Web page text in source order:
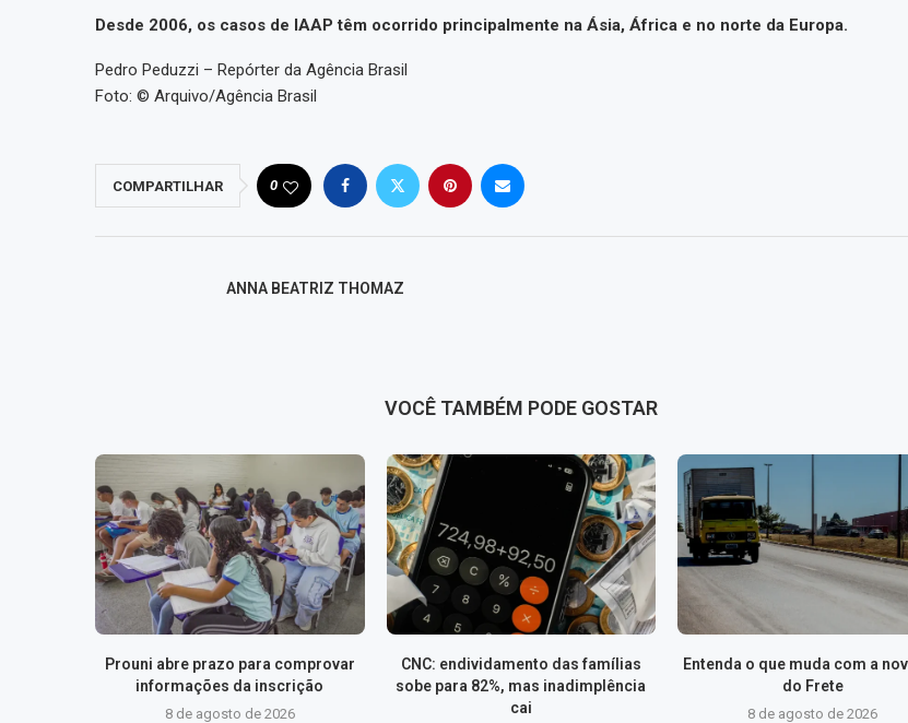
Desde 2006, os casos de IAAP têm ocorrido principalmente na Ásia, África e no norte da Europa.
Pedro Peduzzi – Repórter da Agência Brasil
Foto: © Arquivo/Agência Brasil
COMPARTILHAR 0
ANNA BEATRIZ THOMAZ
VOCÊ TAMBÉM PODE GOSTAR
Prouni abre prazo para comprovar
informações da inscrição
8 de agosto de 2026
CNC: endividamento das famílias
sobe para 82%, mas inadimplência
cai
Entenda o que muda com a
do Frete
8 de agosto de 2026